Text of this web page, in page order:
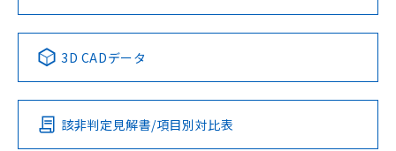
Pb Hg Cd Cr(VI)
O
Yes No No No
この製品の規格認証/適合状況ページへ
その他の認証はこちらのページからご検索ください
3D CADデータ
該非判定見解書/項目別対比表